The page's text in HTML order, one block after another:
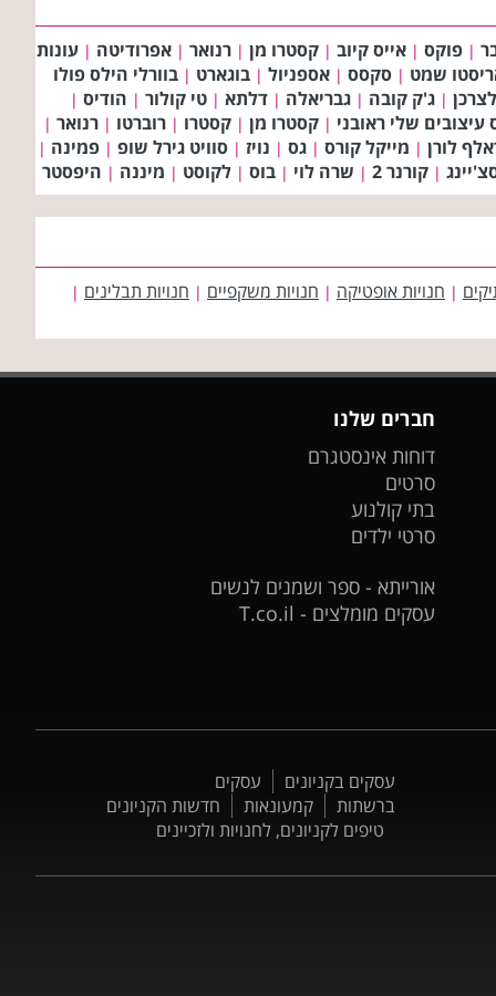
| פוקס | אייס קיוב | קסטרו מן | רנואר | אפרודיטה | עונות
שמט | סקסס | אספניול | בוגארט | בוורלי הילס פולו
| ג'ק קובה | גבריאלה | דלתא | טי קולור | הודיס |
עיצובים שלי ראובני | קסטרו מן | קסטרו | רוברטו | רנואר |
לורן | מייקל קורס | גס | נויז | סוויט גירל שופ | פמינה |
| קורנר 2 | שרה לוי | בוס | לקוסט | מיננה | היפסטר
| חנויות אופטיקה | חנויות משקפיים | חנויות תבלינים |
חברים שלנו
דוחות אינסטגרם
סרטים
בתי קולנוע
סרטי ילדים
אורייתא - ספר ושמנים לנשים
עסקים מומלצים - T.co.il
עסקים בקניונים
עסקים
ברשתות
קמעונאות
חדשות הקניונים
טיפים לקניונים, לחנויות ולזכיינים